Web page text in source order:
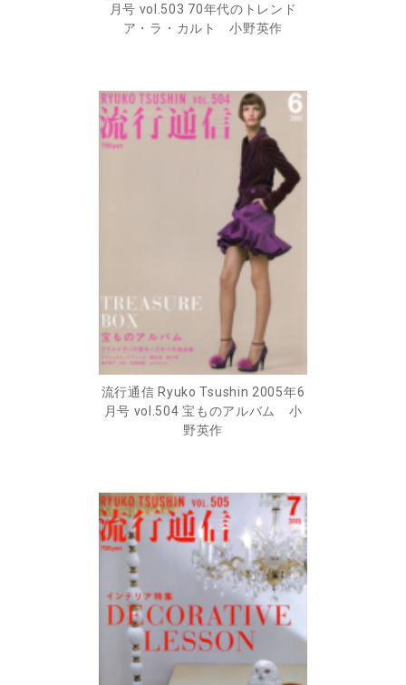
月号 vol.503 70年代のトレンド
ア・ラ・カルト 小野英作
流行通信 Ryuko Tsushin 2005年6
月号 vol.504 宝ものアルバム 小
野英作